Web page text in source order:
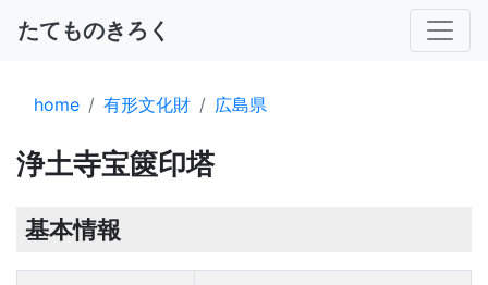
たてものきろく
home 有形文化財 広島県
浄土寺宝篋印塔
基本情報